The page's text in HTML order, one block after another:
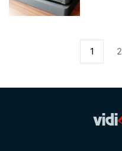
1 2